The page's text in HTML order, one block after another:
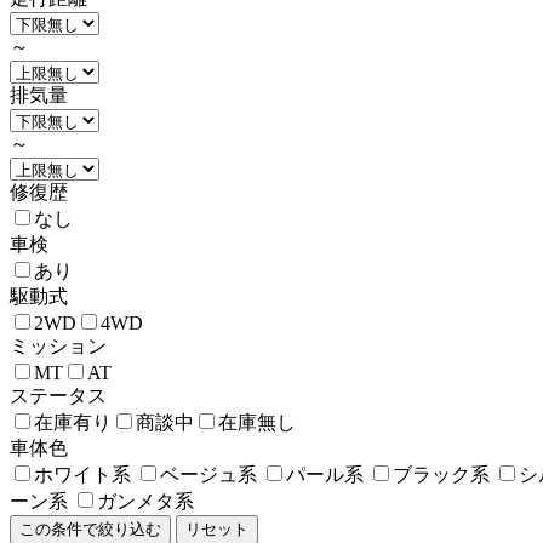
～
排気量
～
修復歴
なし
車検
あり
駆動式
2WD
4WD
ミッション
MT
AT
ステータス
在庫有り
商談中
在庫無し
車体色
ホワイト系
ベージュ系 パール系 ブラック系
ーン系
ガンメタ系
この条件で絞り込む リセット